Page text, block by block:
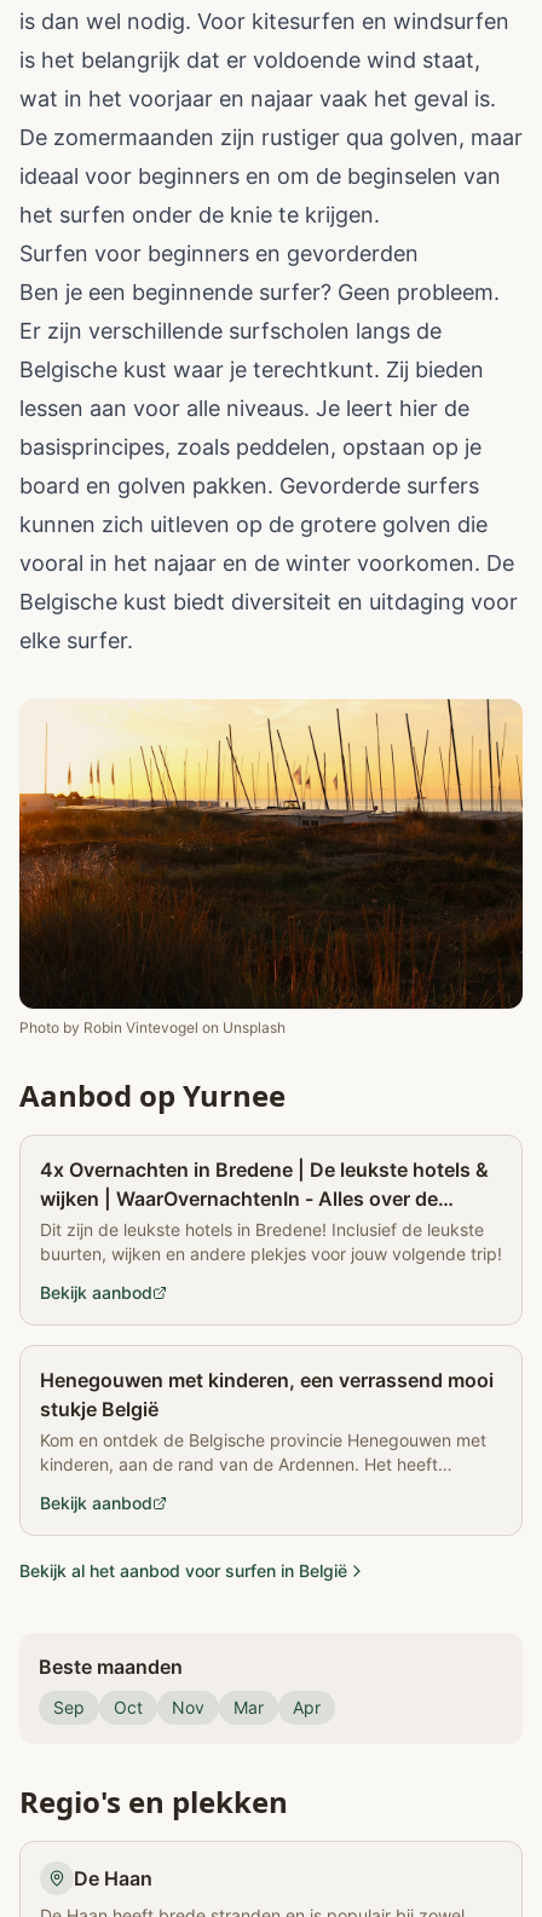
is dan wel nodig. Voor kitesurfen en windsurfen
is het belangrijk dat er voldoende wind staat,
wat in het voorjaar en najaar vaak het geval is.
De zomermaanden zijn rustiger qua golven, maar
ideaal voor beginners en om de beginselen van
het surfen onder de knie te krijgen.
Surfen voor beginners en gevorderden
Ben je een beginnende surfer? Geen probleem.
Er zijn verschillende surfscholen langs de
Belgische kust waar je terechtkunt. Zij bieden
lessen aan voor alle niveaus. Je leert hier de
basisprincipes, zoals peddelen, opstaan op je
board en golven pakken. Gevorderde surfers
kunnen zich uitleven op de grotere golven die
vooral in het najaar en de winter voorkomen. De
Belgische kust biedt diversiteit en uitdaging voor
elke surfer.
Photo by Robin Vintevogel on Unsplash
Aanbod op Yurnee
4x Overnachten in Bredene | De leukste hotels &
wijken | WaarOvernachtenIn - Alles over de
leukste hotels
Dit zijn de leukste hotels in Bredene! Inclusief de leukste
buurten, wijken en andere plekjes voor jouw volgende trip!
Bekijk aanbod
Henegouwen met kinderen, een verrassend mooi
stukje België
Kom en ontdek de Belgische provincie Henegouwen met
kinderen, aan de rand van de Ardennen. Het heeft
van Europa!
Bekijk aanbod
Bekijk al het aanbod voor surfen in België
Beste maanden
Sep Oct Nov Mar Apr
Regio's en plekken
De Haan